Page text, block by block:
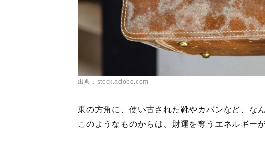
出典：stock.adobe.com
東の方角に、使い古された靴やカバンなど、な
このようなものからは、財運を奪うエネルギー